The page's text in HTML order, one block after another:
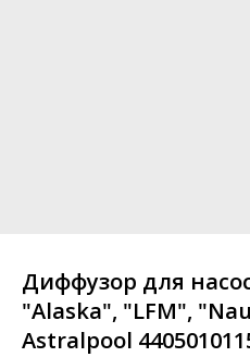
Диффузор для
"Alaska", "LFM",
Astralpool